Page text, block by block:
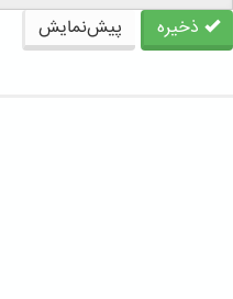
ذخیره پیش‌نمایش